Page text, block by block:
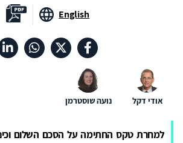
English
אודי דקל נועה שוסטרמן
למחרת טקס החתימה על הסכם השלום וכינון